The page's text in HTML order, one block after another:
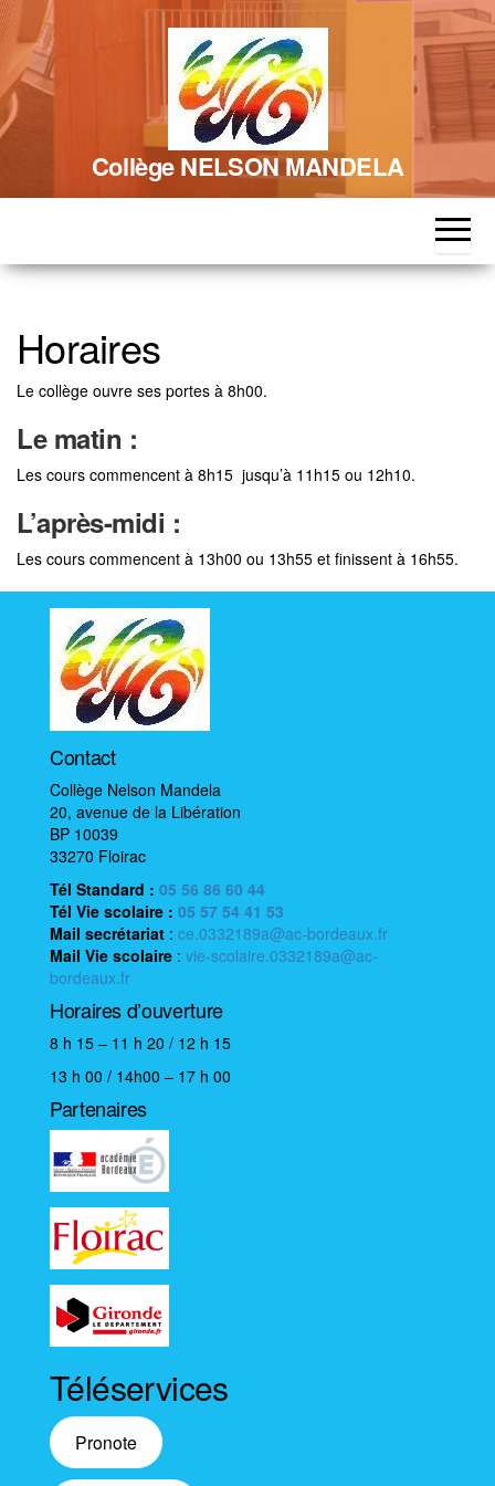
Skip
to
content
Collège NELSON MANDELA
Horaires
Le collège ouvre ses portes à 8h00.
Le matin :
Les cours commencent à 8h15 jusqu’à 11h15 ou 12h10.
L’après-midi :
Les cours commencent à 13h00 ou 13h55 et finissent à 16h55.
Contact
Collège Nelson Mandela
20, avenue de la Libération
BP 10039
33270 Floirac
Tél Standard : 05 56 86 60 44
Tél Vie scolaire : 05 57 54 41 53
Mail secrétariat : ce.0332189a@ac-bordeaux.fr
Mail Vie scolaire : vie-scolaire.0332189a@ac-
bordeaux.fr
Horaires d’ouverture
8 h 15 – 11 h 20 / 12 h 15
13 h 00 / 14h00 – 17 h 00
Partenaires
Téléservices
Pronote